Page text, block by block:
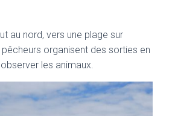
au nord, vers une plage sur
pêcheurs organisent des sorties en
les animaux.